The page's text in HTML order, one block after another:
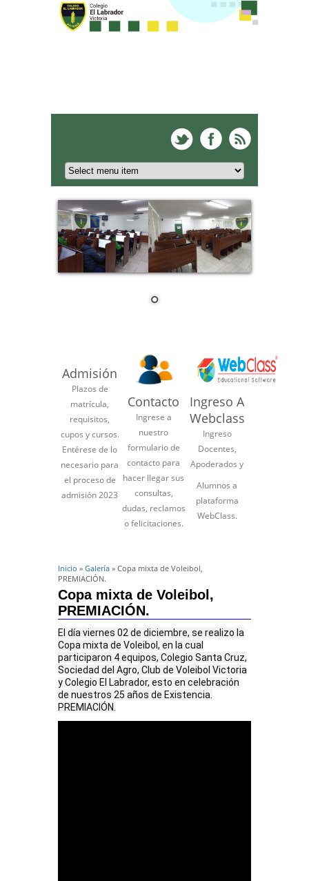
Admisión
Plazos de
matrícula,
requisitos,
cupos y cursos.
Entérese de lo
necesario para
el proceso de
admisión 2023
Contacto
Ingrese a
nuestro
formulario de
contacto para
hacer llegar sus
consultas,
dudas, reclamos
o felicitaciones.
Ingreso A
Webclass
Ingreso
Docentes,
Apoderados y
Alumnos a
plataforma
WebClass.
Inicio » Galería » Copa mixta de Voleibol,
PREMIACIÓN.
Copa mixta de Voleibol,
PREMIACIÓN.
El día viernes 02 de diciembre, se realizo la
Copa mixta de Voleibol, en la cual
participaron 4 equipos, Colegio Santa Cruz,
Sociedad del Agro, Club de Voleibol Victoria
y Colegio El Labrador, esto en celebración
de nuestros 25 años de Existencia.
PREMIACIÓN.